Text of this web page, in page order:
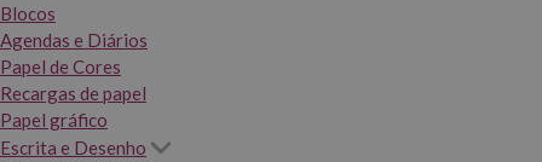
Blocos
Agendas e Diários
Papel de Cores
Recargas de papel
Papel gráfico
Escrita e Desenho